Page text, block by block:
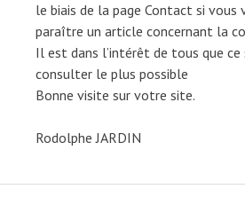
le biais de la page Contact si vous
paraître un article concernant la
Il est dans l’intérêt de tous que
consulter le plus possible
Bonne visite sur votre site.
Le
Rodolphe JARDIN